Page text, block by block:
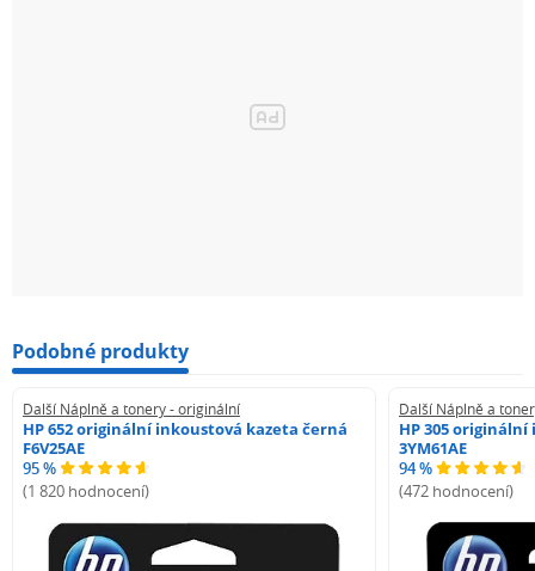
Podobné produkty
Další Náplně a tonery - originální
HP 652 originální inkoustová kazeta černá
F6V25AE
95 %
(1 820 hodnocení)
Další Náplně a
HP 305
3YM61AE
94 %
(472 hodnocení)